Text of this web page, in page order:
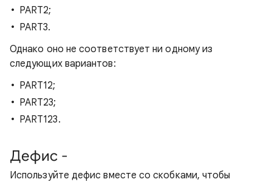
PART2;
PART3.
Однако оно не соответствует ни одному из
следующих вариантов:
PART12;
PART23;
PART123.
Дефис -
Используйте дефис вместе со скобками, чтобы